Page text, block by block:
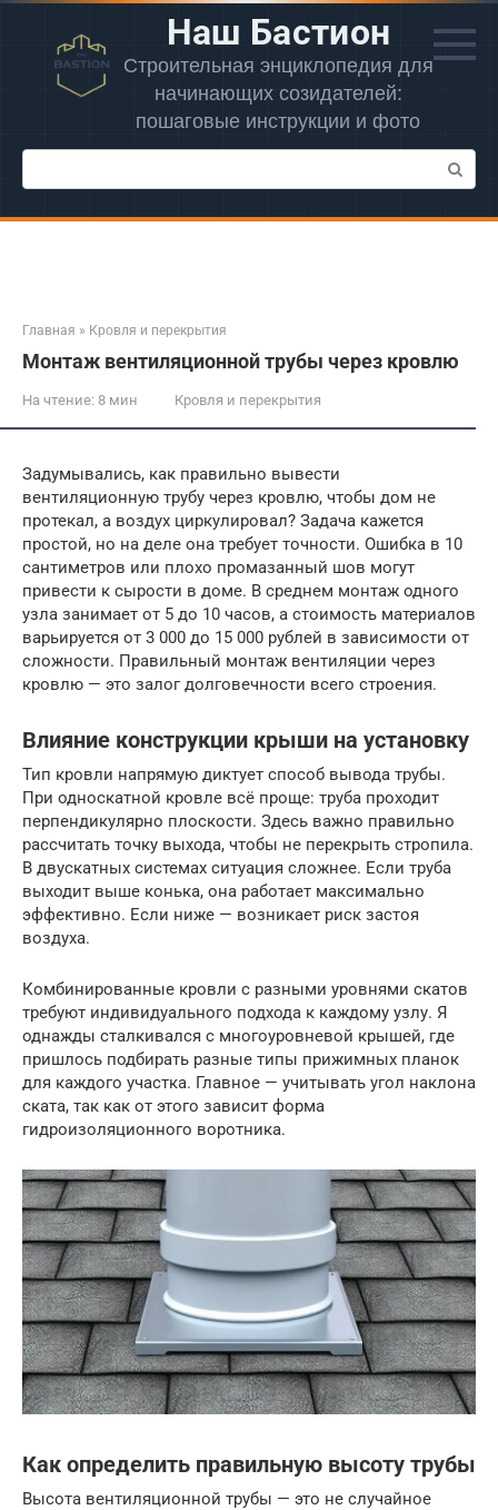
Перейти
контенту
Наш Бастион
Строительная энциклопедия для
начинающих созидателей:
пошаговые инструкции и фото
Поиск:
Главная » Кровля и перекрытия
Монтаж вентиляционной трубы через кровлю
На чтение: 8 мин Кровля и перекрытия
Задумывались, как правильно вывести
вентиляционную трубу через кровлю, чтобы дом не
протекал, а воздух циркулировал? Задача кажется
простой, но на деле она требует точности. Ошибка в 10
сантиметров или плохо промазанный шов могут
привести к сырости в доме. В среднем монтаж одного
узла занимает от 5 до 10 часов, а стоимость материалов
варьируется от 3 000 до 15 000 рублей в зависимости от
сложности. Правильный монтаж вентиляции через
кровлю — это залог долговечности всего строения.
Влияние конструкции крыши на установку
Тип кровли напрямую диктует способ вывода трубы.
При односкатной кровле всё проще: труба проходит
перпендикулярно плоскости. Здесь важно правильно
рассчитать точку выхода, чтобы не перекрыть стропила.
В двускатных системах ситуация сложнее. Если труба
выходит выше конька, она работает максимально
эффективно. Если ниже — возникает риск застоя
воздуха.
Комбинированные кровли с разными уровнями скатов
требуют индивидуального подхода к каждому узлу. Я
однажды сталкивался с многоуровневой крышей, где
пришлось подбирать разные типы прижимных планок
для каждого участка. Главное — учитывать угол наклона
ската, так как от этого зависит форма
гидроизоляционного воротника.
Как определить правильную высоту трубы
Высота вентиляционной трубы — это не случайное